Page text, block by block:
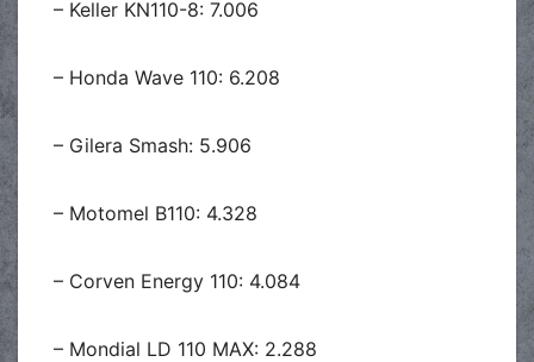
– Keller KN110-8: 7.006
– Honda Wave 110: 6.208
– Gilera Smash: 5.906
– Motomel B110: 4.328
– Corven Energy 110: 4.084
– Mondial LD 110 MAX: 2.288